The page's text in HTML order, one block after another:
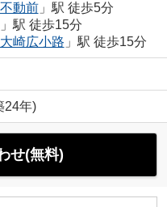
不動前」駅 徒歩5分
」駅 徒歩15分
大崎広小路 」駅 徒歩15分
24年)
せ(無料)